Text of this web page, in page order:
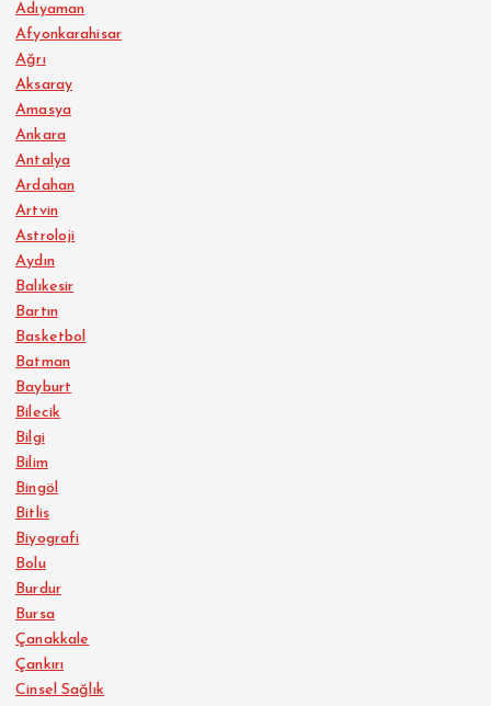
Adıyaman
Afyonkarahisar
Ağrı
Aksaray
Amasya
Ankara
Antalya
Ardahan
Artvin
Astroloji
Aydın
Balıkesir
Bartın
Basketbol
Batman
Bayburt
Bilecik
Bilgi
Bilim
Bingöl
Bitlis
Biyografi
Bolu
Burdur
Bursa
Çanakkale
Çankırı
Cinsel Sağlık